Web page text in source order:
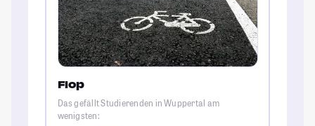
Flop
Das gefällt Studierenden in Wuppertal am
wenigsten: